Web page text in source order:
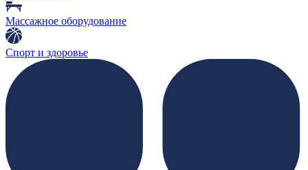
Массажное оборудование
Спорт и здоровье